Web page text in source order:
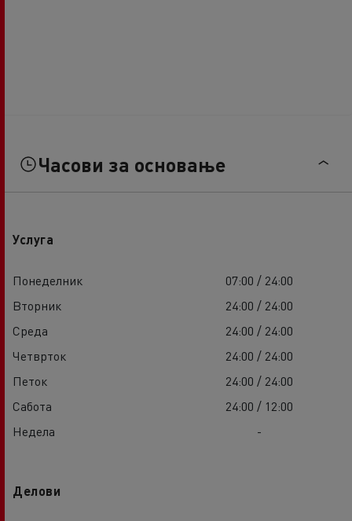
Часови за основање
Услуга
Понеделник
07:00 / 24:00
Вторник
24:00 / 24:00
Среда
24:00 / 24:00
Четврток
24:00 / 24:00
Петок
24:00 / 24:00
Сабота
24:00 / 12:00
Недела
-
Делови